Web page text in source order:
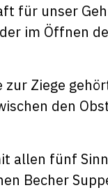
für unser
im Öffnen
Ziege
den
allen fünf
Becher